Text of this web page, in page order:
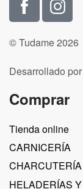
© Tudame 2026
Desarrollado
Comprar
Tienda online
CARNICERÍA
CHARCUTERÍA
HELADERÍAS